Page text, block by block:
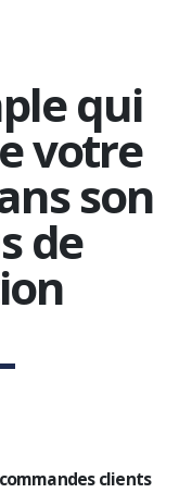
qui
votre
son
de
clients